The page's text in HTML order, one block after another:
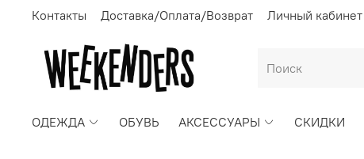
Контакты Доставка/Оплата/Возврат Личный кабинет
ОДЕЖДА ОБУВЬ АКСЕССУАРЫ СКИДКИ